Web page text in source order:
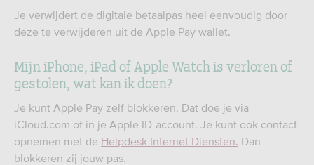
Je verwijdert de digitale betaalpas heel eenvoudig door
deze te verwijderen uit de Apple Pay wallet.
Mijn iPhone, iPad of Apple Watch is verloren of
gestolen, wat kan ik doen?
Je kunt Apple Pay zelf blokkeren. Dat doe je via
iCloud.com of in je Apple ID-account. Je kunt ook contact
opnemen met de Helpdesk Internet Diensten. Dan
blokkeren zij jouw pas.